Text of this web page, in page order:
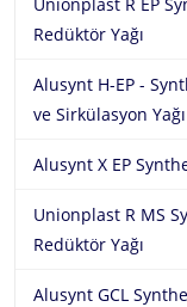
Redüktör Yağı
Alusynt H-EP -
ve Sirkülasyon Yağı
Alusynt X EP
Unionplast R MS
Redüktör Yağı
Alusynt GCL
İletişim